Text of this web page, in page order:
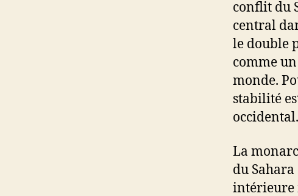
conflit du
central
le double
comme
monde.
stabilité
occidental.
La
du
intérieure